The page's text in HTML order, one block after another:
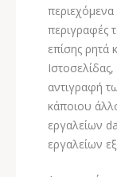
περιεχόμενα
περιγραφές
επίσης ρητά
αντιγραφή
κάποιου
εργαλείων
εργαλείων